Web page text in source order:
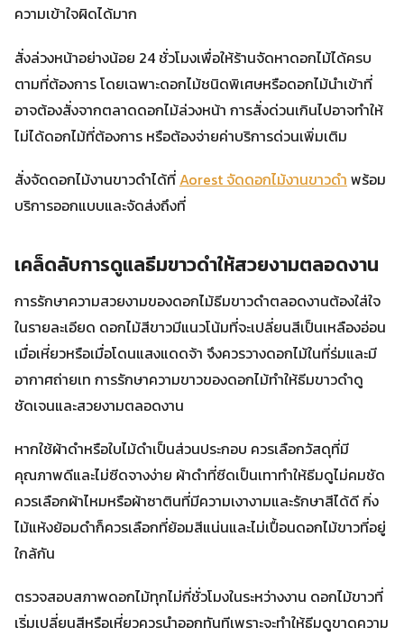
ความเข้าใจผิดได้มาก
สั่งล่วงหน้าอย่างน้อย 24 ชั่วโมงเพื่อให้ร้านจัดหาดอกไม้ได้ครบ
ตามที่ต้องการ โดยเฉพาะดอกไม้ชนิดพิเศษหรือดอกไม้นำเข้าที่
อาจต้องสั่งจากตลาดดอกไม้ล่วงหน้า การสั่งด่วนเกินไปอาจทำให้
ไม่ได้ดอกไม้ที่ต้องการ หรือต้องจ่ายค่าบริการด่วนเพิ่มเติม
สั่งจัดดอกไม้งานขาวดำได้ที่Aorest จัดดอกไม้งานขาวดำ พร้อม
บริการออกแบบและจัดส่งถึงที่
เคล็ดลับการดูแลธีมขาวดำให้สวยงามตลอดงาน
การรักษาความสวยงามของดอกไม้ธีมขาวดำตลอดงานต้องใส่ใจ
ในรายละเอียด ดอกไม้สีขาวมีแนวโน้มที่จะเปลี่ยนสีเป็นเหลืองอ่อน
เมื่อเหี่ยวหรือเมื่อโดนแสงแดดจ้า จึงควรวางดอกไม้ในที่ร่มและมี
อากาศถ่ายเท การรักษาความขาวของดอกไม้ทำให้ธีมขาวดำดู
ชัดเจนและสวยงามตลอดงาน
หากใช้ผ้าดำหรือใบไม้ดำเป็นส่วนประกอบ ควรเลือกวัสดุที่มี
คุณภาพดีและไม่ซีดจางง่าย ผ้าดำที่ซีดเป็นเทาทำให้ธีมดูไม่คมชัด
ควรเลือกผ้าไหมหรือผ้าซาตินที่มีความเงางามและรักษาสีได้ดี กิ่ง
ไม้แห้งย้อมดำก็ควรเลือกที่ย้อมสีแน่นและไม่เปื้อนดอกไม้ขาวที่อยู่
ใกล้กัน
ตรวจสอบสภาพดอกไม้ทุกไม่กี่ชั่วโมงในระหว่างงาน ดอกไม้ขาวที่
เริ่มเปลี่ยนสีหรือเหี่ยวควรนำออกทันทีเพราะจะทำให้ธีมดูขาดความ